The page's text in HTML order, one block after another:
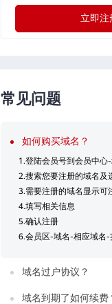
际最广泛流行的通用
示为“公司”，形如：
立即注
常见问题
如何购买域名？
1.登陆会员号到会员中
2.搜索您要注册的域名及
3.需要注册的域名显示可
4.填写相关信息
5.确认注册
6.会员区-域名-相应域名-
域名过户协议？
域名到期了如何续费